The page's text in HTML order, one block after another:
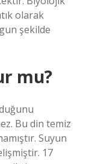
olarak
şekilde
mu?
Bu din temiz
Suyun
17